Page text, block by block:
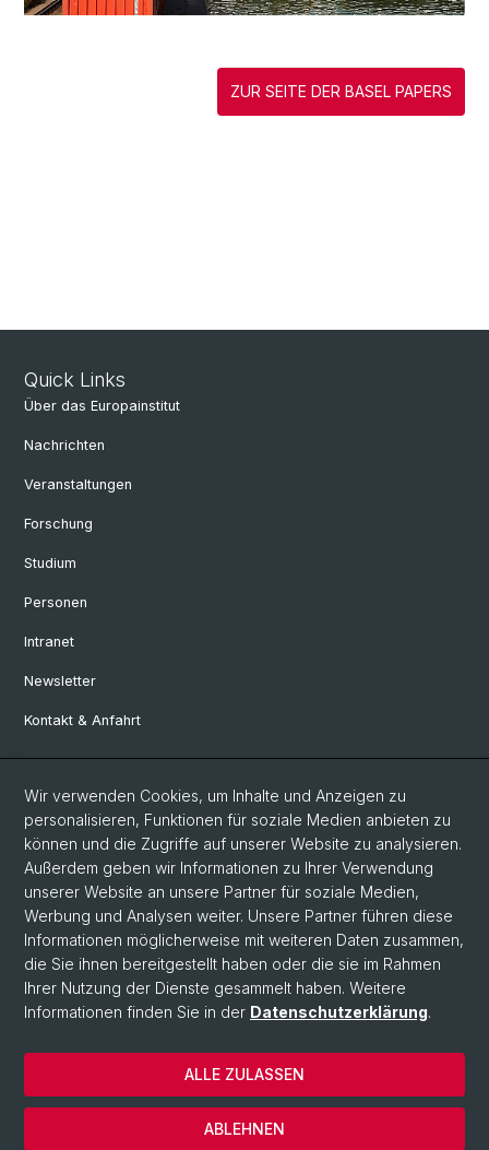
ZUR SEITE DER BASEL PAPERS
Quick Links
Über das Europainstitut
Nachrichten
Veranstaltungen
Forschung
Studium
Personen
Intranet
Newsletter
Kontakt & Anfahrt
Social Media
Facebook
LinkedIn
Instagram
© Universität Basel
Datenschutzerklärung
Wir verwenden Cookies, um Inhalte und Anzeigen zu
personalisieren, Funktionen für soziale Medien anbieten zu
können und die Zugriffe auf unserer Website zu analysieren.
Außerdem geben wir Informationen zu Ihrer Verwendung
unserer Website an unsere Partner für soziale Medien,
Werbung und Analysen weiter. Unsere Partner führen diese
Informationen möglicherweise mit weiteren Daten zusammen,
die Sie ihnen bereitgestellt haben oder die sie im Rahmen
Ihrer Nutzung der Dienste gesammelt haben. Weitere
Informationen finden Sie in der Datenschutzerklärung.
ABLEHNEN
ALLE ZULASSEN